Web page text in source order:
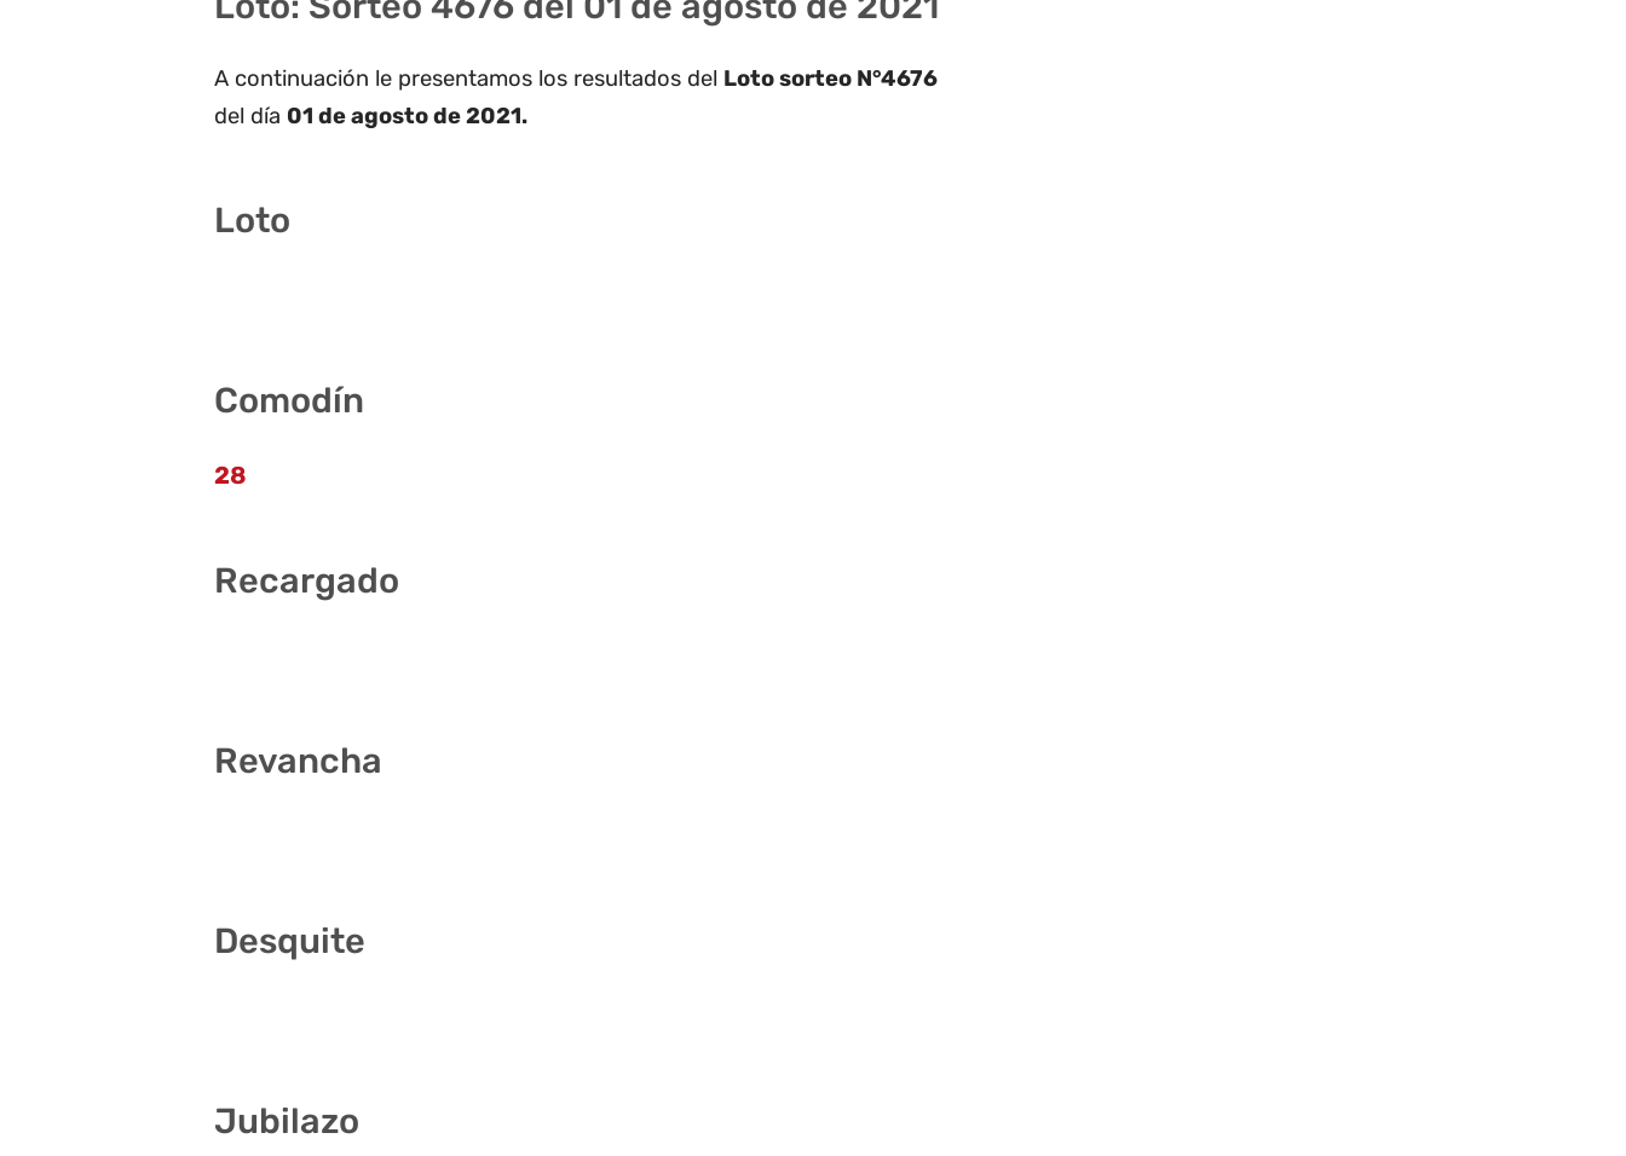
A continuación le presentamos los resultados del Loto sorteo N°4676
del día 01 de agosto de 2021.
Loto
Comodín
28
Recargado
Revancha
Desquite
Jubilazo